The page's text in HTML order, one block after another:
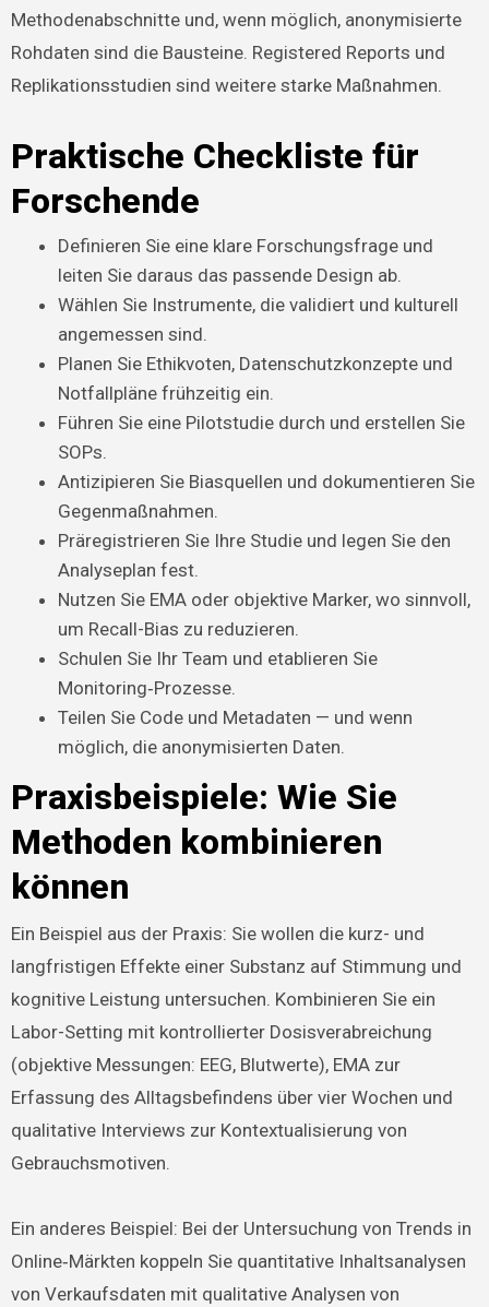
Methodenabschnitte und, wenn möglich, anonymisierte
Rohdaten sind die Bausteine. Registered Reports und
Replikationsstudien sind weitere starke Maßnahmen.
Praktische Checkliste für
Forschende
Definieren Sie eine klare Forschungsfrage und
leiten Sie daraus das passende Design ab.
Wählen Sie Instrumente, die validiert und kulturell
angemessen sind.
Planen Sie Ethikvoten, Datenschutzkonzepte und
Notfallpläne frühzeitig ein.
Führen Sie eine Pilotstudie durch und erstellen Sie
SOPs.
Antizipieren Sie Biasquellen und dokumentieren Sie
Gegenmaßnahmen.
Präregistrieren Sie Ihre Studie und legen Sie den
Analyseplan fest.
Nutzen Sie EMA oder objektive Marker, wo sinnvoll,
um Recall-Bias zu reduzieren.
Schulen Sie Ihr Team und etablieren Sie
Monitoring‑Prozesse.
Teilen Sie Code und Metadaten — und wenn
möglich, die anonymisierten Daten.
Praxisbeispiele: Wie Sie
Methoden kombinieren
können
Ein Beispiel aus der Praxis: Sie wollen die kurz- und
langfristigen Effekte einer Substanz auf Stimmung und
kognitive Leistung untersuchen. Kombinieren Sie ein
Labor-Setting mit kontrollierter Dosisverabreichung
(objektive Messungen: EEG, Blutwerte), EMA zur
Erfassung des Alltagsbefindens über vier Wochen und
qualitative Interviews zur Kontextualisierung von
Gebrauchsmotiven.
Ein anderes Beispiel: Bei der Untersuchung von Trends in
Online‑Märkten koppeln Sie quantitative Inhaltsanalysen
von Verkaufsdaten mit qualitative Analysen von